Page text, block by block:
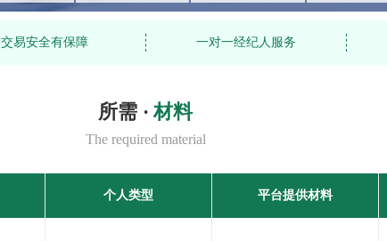
交易安全有保障 一对一经纪人服务
所需 · 材料
The required material
个人类型 平台提供材料